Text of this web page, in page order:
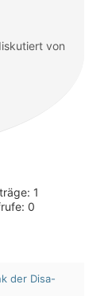
von
1
0
der Disa-